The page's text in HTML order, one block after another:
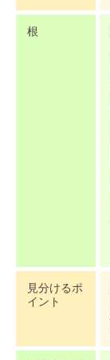
根
見分けるポ
イント